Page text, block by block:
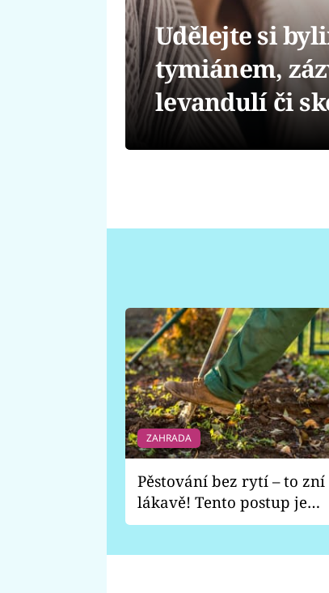
Udělejte si
tymiánem,
levandulí či
ZAHRADA
Pěstování bez rytí – to zní
lákavě! Tento postup je
vhodný jen pro některé